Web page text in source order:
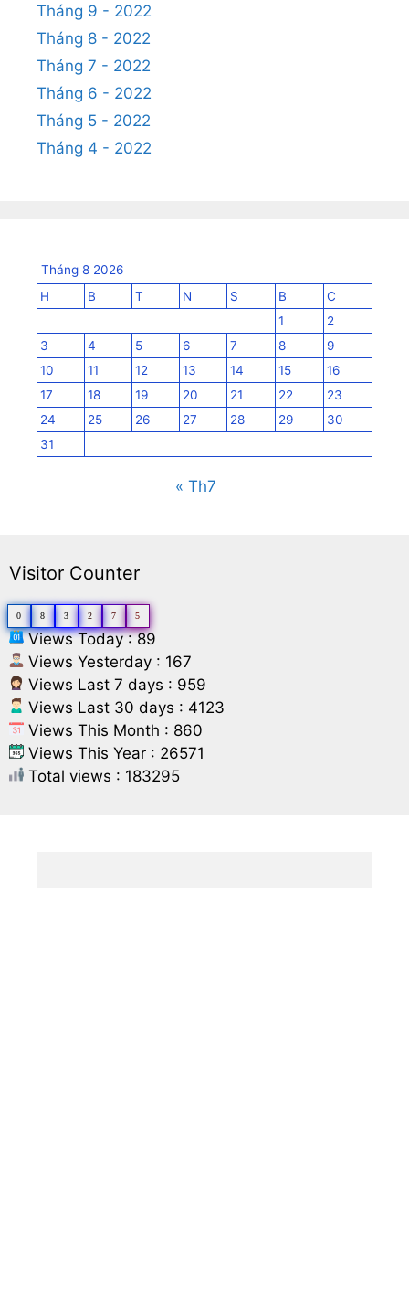
Tháng 9 - 2022
Tháng 8 - 2022
Tháng 7 - 2022
Tháng 6 - 2022
Tháng 5 - 2022
Tháng 4 - 2022
Tháng 8 2026
H
B T N S B
C
1
2
3
4 5 6 7 8
9
10
11 12 13 14 15
16
17
18 19 20 21 22
23
24
25 26 27 28 29
30
31
« Th7
Visitor Counter
0 8 3 2 7 5
Views Today : 89
Views Yesterday : 167
Views Last 7 days : 959
Views Last 30 days : 4123
Views This Month : 860
Views This Year : 26571
Total views : 183295